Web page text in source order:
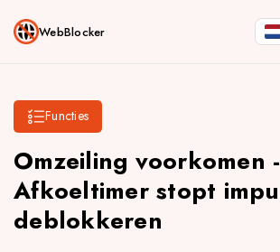
WebBlocker
Functies
Omzeiling voorkomen -
Afkoeltimer stopt
deblokkeren